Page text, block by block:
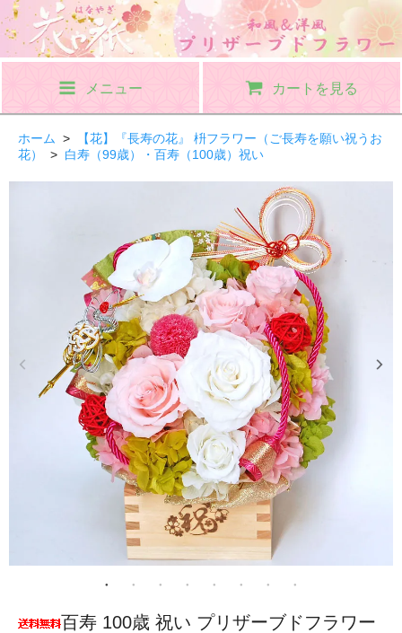
メニュー カートを見る
ホーム >
【花】『長寿の花』 枡フラワー（ご長寿を願い祝うお
花）
> 白寿（99歳）・百寿（100歳）祝い
百寿 100歳 祝い プリザーブドフラワー